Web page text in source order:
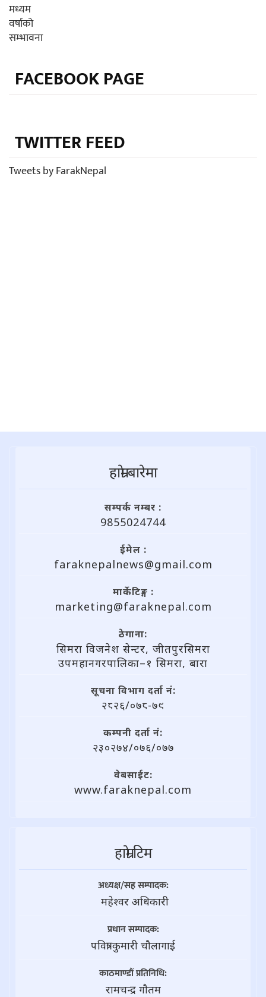
FACEBOOK PAGE
TWITTER FEED
Tweets by FarakNepal
हाम्राे बारेमा
सम्पर्क नम्बर :
9855024744
ईमेल :
faraknepalnews@gmail.com
मार्केटिङ्ग :
marketing@faraknepal.com
ठेगाना:
सिमरा विजनेश सेन्टर, जीतपुरसिमरा
उपमहानगरपालिका–१ सिमरा, बारा
सूचना विभाग दर्ता नं:
२८२६/०७८-७९
कम्पनी दर्ता नं:
२३०२७४/०७६/०७७
वेबसाईट:
www.faraknepal.com
हाम्राे टिम
अध्यक्ष/सह सम्पादक:
महेश्वर अधिकारी
प्रधान सम्पादक:
पवित्रा कुमारी चौलागाई
काठमाण्डौं प्रतिनिधि:
रामचन्द्र गाैतम